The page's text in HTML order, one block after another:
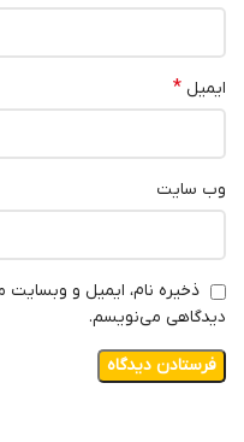
ایمیل *
وب‌ سایت
ذخیره نام، ایمیل و وبسایت
دیدگاهی می‌نویسم.